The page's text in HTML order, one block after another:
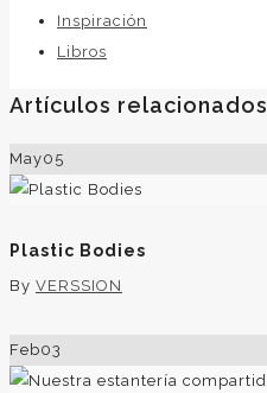
Inspiración
Libros
Artículos relacionados
May05
Plastic Bodies
By VERSSION
Feb03